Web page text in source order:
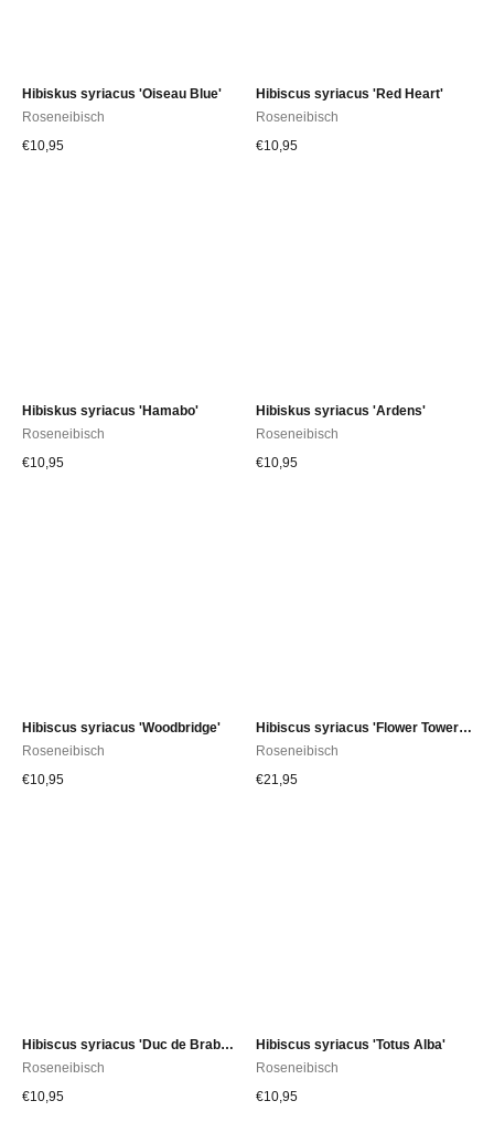
Hibiskus syriacus 'Oiseau Blue'
Roseneibisch
€10,95
Hibiscus syriacus 'Red Heart'
Roseneibisch
€10,95
Hibiskus syriacus 'Hamabo'
Roseneibisch
€10,95
Hibiskus syriacus 'Ardens'
Roseneibisch
€10,95
Hibiscus syriacus 'Woodbridge'
Roseneibisch
€10,95
Hibiscus syriacus 'Flower Tower Purple'
Roseneibisch
€21,95
Hibiscus syriacus 'Duc de Brabant'
Roseneibisch
€10,95
Hibiscus syriacus 'Totus Alba'
Roseneibisch
€10,95